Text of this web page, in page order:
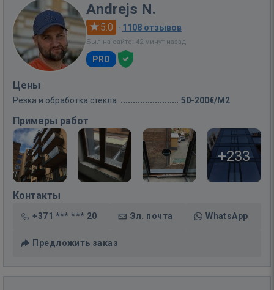
Andrejs N.
5.0 · 1108 отзывов
Был на сайте: 42 минут назад
PRO
Цены
Резка и обработка стекла 50-200€/M2
Примеры работ
+233
Контакты
+371 *** *** 20 Эл. почта WhatsApp
Предложить заказ